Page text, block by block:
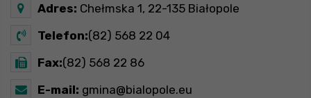
Adres: Chełmska 1, 22-135 Białopole
Telefon:(82) 568 22 04
Fax:(82) 568 22 86
E-mail: gmina@bialopole.eu